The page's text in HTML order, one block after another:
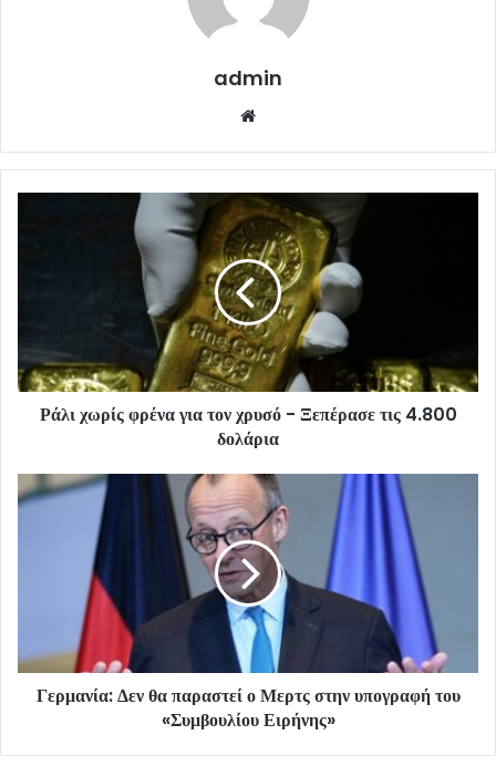
admin
Ράλι χωρίς φρένα για τον χρυσό - Ξεπέρασε τις 4.800
δολάρια
Γερμανία: Δεν θα παραστεί ο Μερτς στην υπογραφή του
«Συμβουλίου Ειρήνης»